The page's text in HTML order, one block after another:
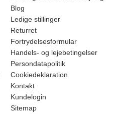
Blog
Ledige stillinger
Returret
Fortrydelsesformular
Handels- og lejebetingelser
Persondatapolitik
Cookiedeklaration
Kontakt
Kundelogin
Sitemap